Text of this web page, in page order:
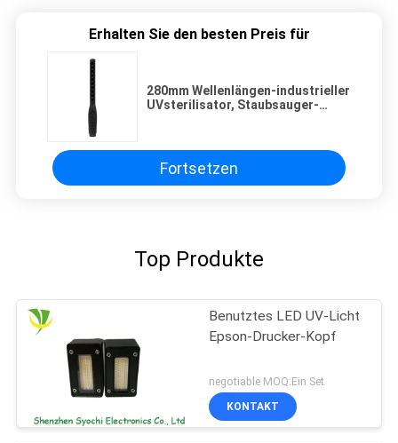
Erhalten Sie den besten Preis für
280mm Wellenlängen-industrieller
UVsterilisator, Staubsauger-
Fortsetzen
Top Produkte
Benutztes LED UV-Licht
Epson-Drucker-Kopf
negotiable MOQ:Ein Set
KONTAKT